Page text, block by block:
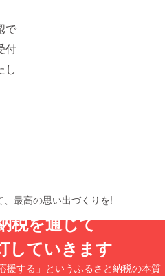
で
付
し
最高の思い出づくりを!
税を通じて
していきます
援する」というふるさと納税の本質